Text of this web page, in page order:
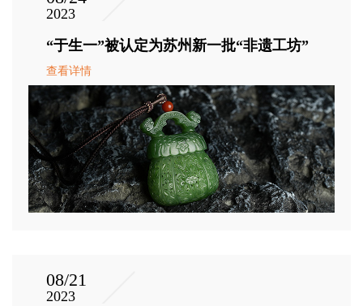
2023
“于生一”被认定为苏州新一批“非遗工坊”
查看详情
08/21
2023